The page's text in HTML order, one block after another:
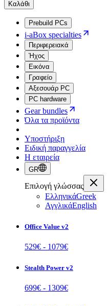
Καλάθι
Prebuild PCs
i-aBox specialties
Περιφερειακά
Ήχος
Εικόνα
Γραφείο
Αξεσουάρ PC
PC hardware
Gear bundles
Όλα τα προϊόντα
Υποστήριξη
Ειδική παραγγελία
Η εταιρεία
GR
Επιλογή γλώσσας
ΕλληνικάGreek
ΑγγλικάEnglish
Office Value v2
529€ - 1079€
Stealth Power v2
699€ - 1309€